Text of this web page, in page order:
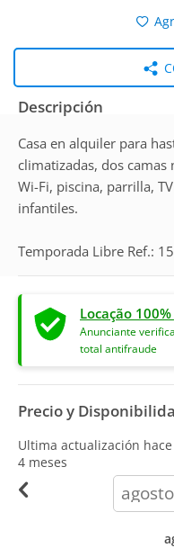
Descripción
Casa en alquiler para
climatizadas, dos
Wi-Fi, piscina, parrilla,
infantiles.
Temporada Libre Ref.:
Locação
Anunciante
total antifraude
Precio y
Ultima actualización hace
4 meses
calendar-
month